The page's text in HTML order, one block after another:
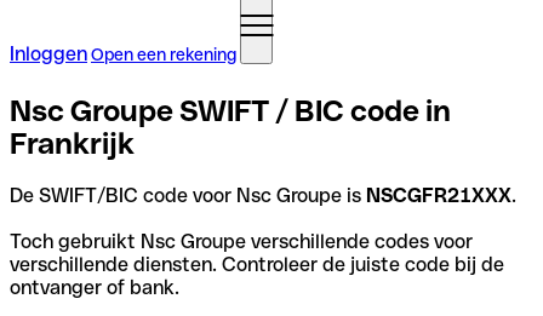
InloggenOpen een rekening
Nsc Groupe SWIFT / BIC code in
Frankrijk
De SWIFT/BIC code voor Nsc Groupe is NSCGFR21XXX.
Toch gebruikt Nsc Groupe verschillende codes voor
verschillende diensten. Controleer de juiste code bij de
ontvanger of bank.